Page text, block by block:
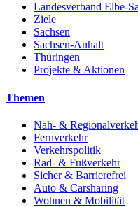
Landesverband Elbe-
Ziele
Sachsen
Sachsen-Anhalt
Thüringen
Projekte & Aktionen
Themen
Nah- &
Fernverkehr
Verkehrspolitik
Rad- & Fußverkehr
Sicher & Barrierefrei
Auto & Carsharing
Wohnen & Mobilität